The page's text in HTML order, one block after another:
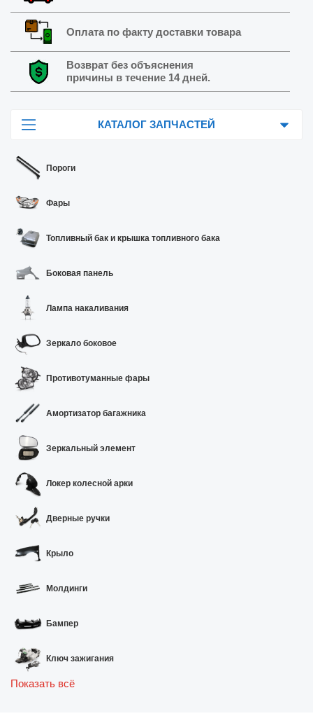
Оплата по факту доставки товара
Возврат без объяснения
причины в течение 14 дней.
КАТАЛОГ ЗАПЧАСТЕЙ
Пороги
Фары
Топливный бак и крышка топливного бака
Боковая панель
Лампа накаливания
Зеркало боковое
Противотуманные фары
Амортизатор багажника
Зеркальный элемент
Локер колесной арки
Дверные ручки
Крыло
Молдинги
Бампер
Ключ зажигания
Показать всё